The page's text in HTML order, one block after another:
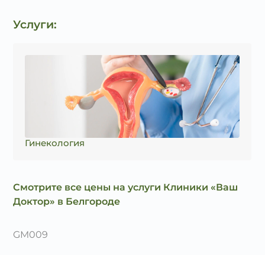
Услуги:
Гинекология
Смотрите все цены на услуги Клиники «Ваш
Доктор» в Белгороде
GM009